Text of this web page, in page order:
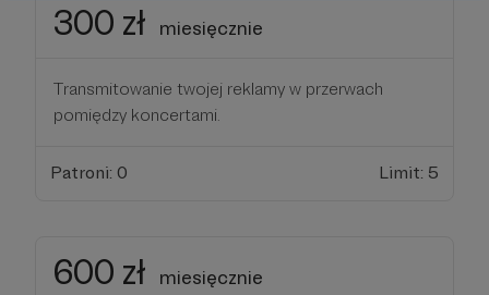
300 zł miesięcznie
Transmitowanie twojej reklamy w przerwach
pomiędzy koncertami.
Patroni: 0 Limit: 5
600 zł miesięcznie